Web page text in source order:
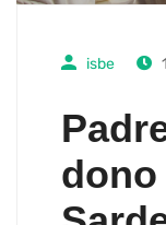
isbe